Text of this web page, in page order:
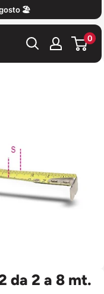
🏖️
0
da 2 a 8 mt.